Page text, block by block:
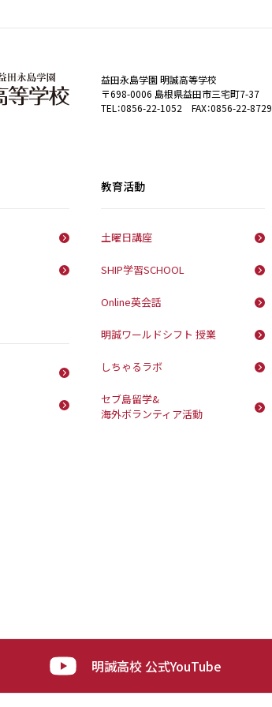
益田永島学園 明誠高等学校
〒698-0006 島根県益田市三宅町7-37
TEL：0856-22-1052 FAX：0856-22-8729
教育活動
土曜日講座
SHIP学習SCHOOL
Online英会話
明誠ワールドシフト 授業
しちゃるラボ
セブ島留学&
海外ボランティア活動
明誠高校 公式YouTube